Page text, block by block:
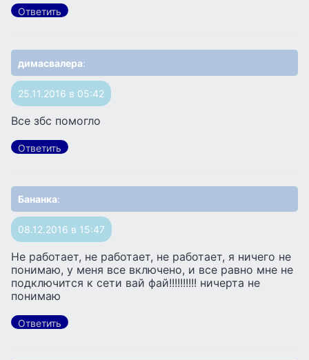
Ответить
димасвалера:
25.11.2016 в 05:42
Все збс помогло
Ответить
Бананка:
08.12.2016 в 15:47
Не работает, не работает, не работает, я ничего не
понимаю, у меня все включено, и все равно мне не
подключится к сети вай фай!!!!!!!!!! ничерта не
понимаю
Ответить